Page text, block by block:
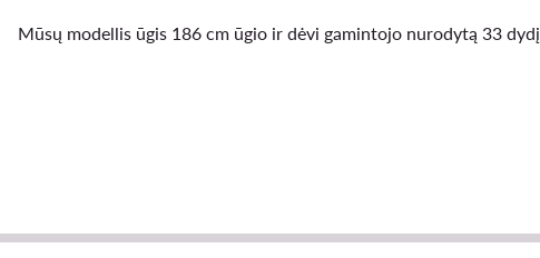
Mūsų modellis ūgis 186 cm ūgio ir dėvi gamintojo nurodytą 33 dydį